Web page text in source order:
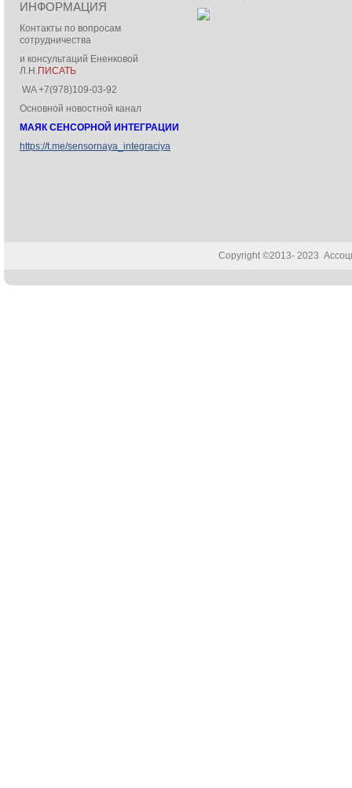
ИНФОРМАЦИЯ
Контакты по вопросам
сотрудничества
и консультаций Ененковой
Л.Н.ПИСАТЬ
WA +7(978)109-03-92
Основной новостной канал
МАЯК СЕНСОРНОЙ ИНТЕГРАЦИИ
https://t.me/sensornaya_integraciya
Copyright ©2013- 2023